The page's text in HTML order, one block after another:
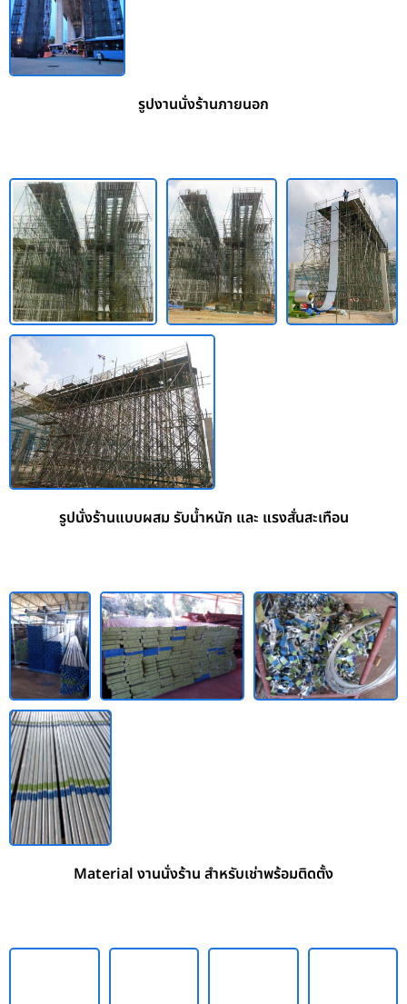
รูปงานนั่งร้านภายนอก
รูปนั่งร้านแบบผสม รับน้ำหนัก และ แรงสั่นสะเทือน
Material งานนั่งร้าน สำหรับเช่าพร้อมติดตั้ง